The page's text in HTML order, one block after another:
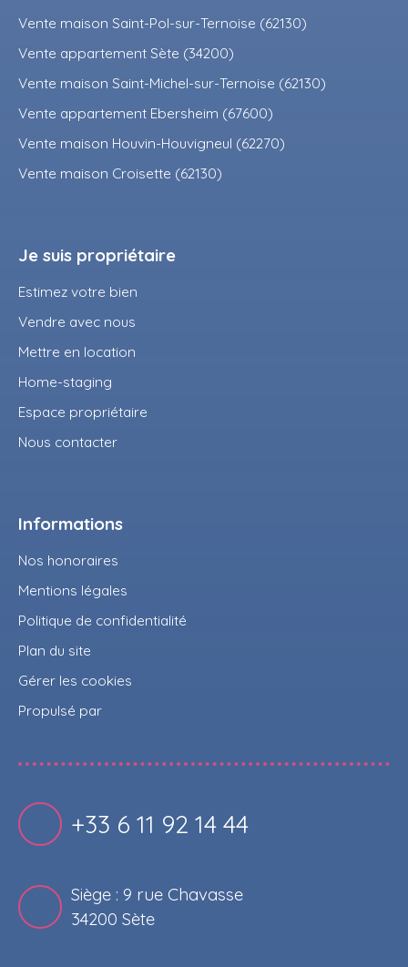
Vente maison Saint-Pol-sur-Ternoise (62130)
Vente appartement Sète (34200)
Vente maison Saint-Michel-sur-Ternoise (62130)
Vente appartement Ebersheim (67600)
Vente maison Houvin-Houvigneul (62270)
Vente maison Croisette (62130)
Je suis propriétaire
Estimez votre bien
Vendre avec nous
Mettre en location
Home-staging
Espace propriétaire
Nous contacter
Informations
Nos honoraires
Mentions légales
Politique de confidentialité
Plan du site
Gérer les cookies
Propulsé par
+33 6 11 92 14 44
Siège : 9 rue Chavasse
34200 Sète